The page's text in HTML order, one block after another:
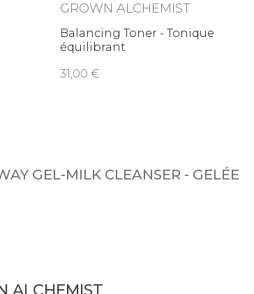
GROWN ALCHEMIST
Balancing Toner - Tonique
équilibrant
31,00
GEL-MILK CLEANSER - GELÉE